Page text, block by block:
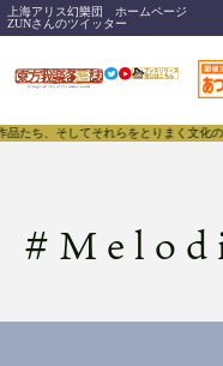
上海アリス幻樂団 ホームページ
ZUNさんのツイッター
、そしてそれらをとりまく文
#